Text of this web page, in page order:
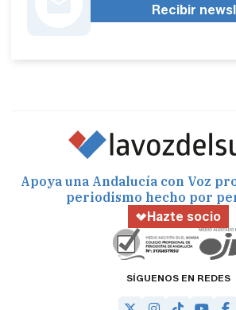
Recibir
Apoya una Andalucía con Voz
periodismo hecho por
Hazte socio
SÍGUENOS EN REDES